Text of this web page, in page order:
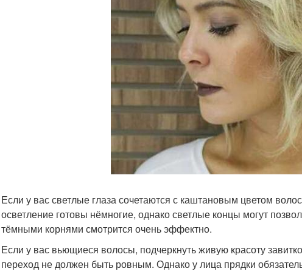
Если у вас светлые глаза сочетаются с каштановым цветом
осветление готовы нёмногие, однако светлые концы могут
тёмными корнями смотрится очень эффектно.
Если у вас вьющиеся волосы, подчеркнуть живую красоту
переход не должен быть ровным. Однако у лица прядки